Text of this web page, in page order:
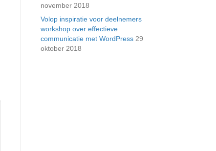
november 2018
Volop inspiratie voor deelnemers
workshop over effectieve
communicatie met WordPress 29
oktober 2018